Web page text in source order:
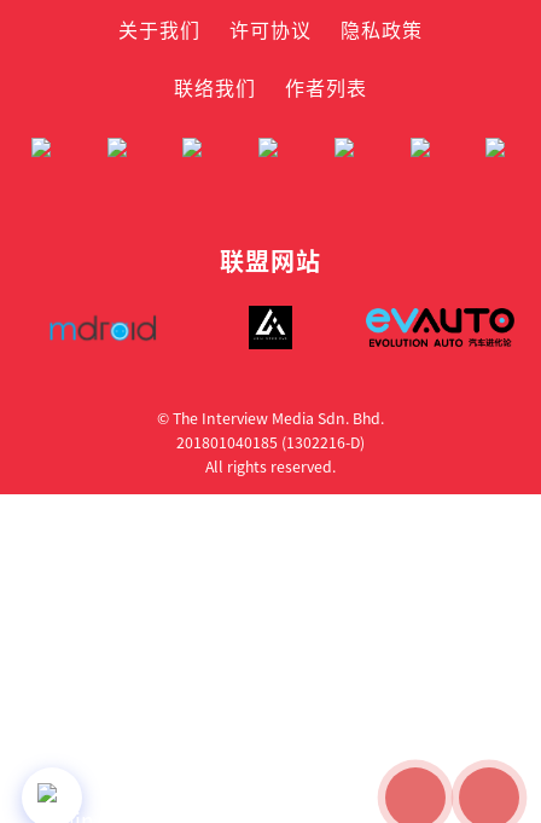
关于我们 许可协议
隐私政策
联络我们
作者列表
联盟网站
© The Interview Media Sdn. Bhd.
201801040185 (1302216­-D)
All rights reserved.